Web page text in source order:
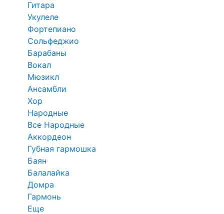
Гитара
Укулеле
Фортепиано
Сольфеджио
Барабаны
Вокал
Мюзикл
Ансамбли
Хор
Народные
Все Народные
Аккордеон
Губная гармошка
Баян
Балалайка
Домра
Гармонь
Еще